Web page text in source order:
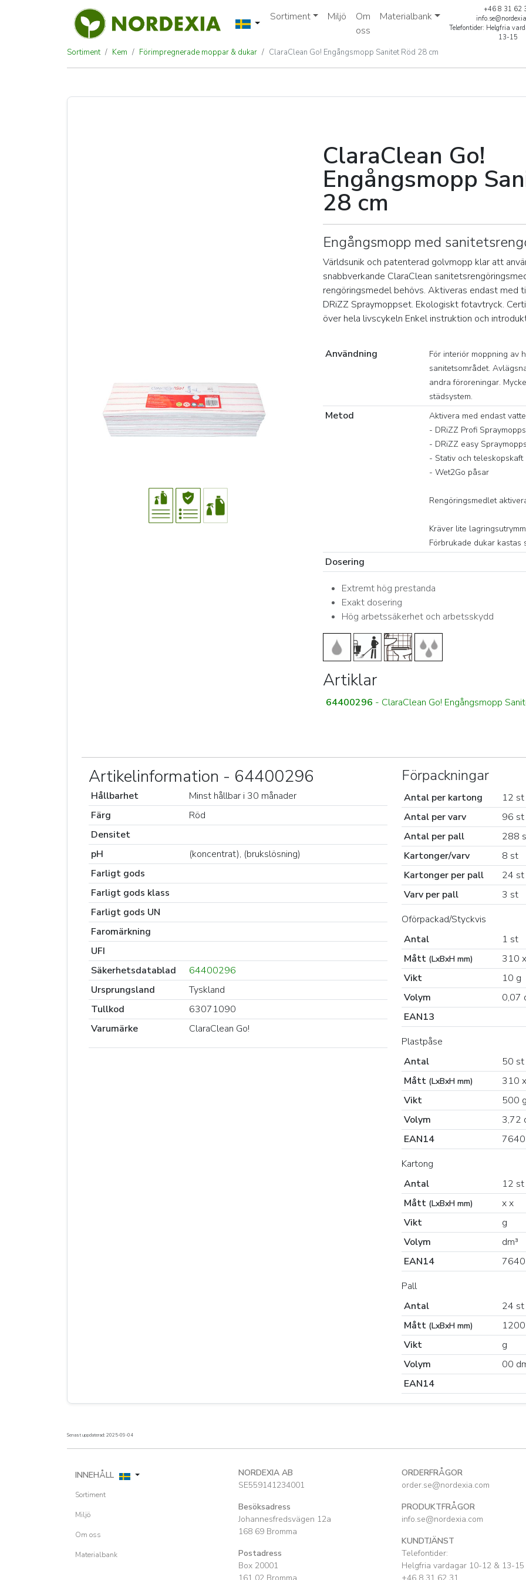
Sortiment Miljö
Om
oss
Materialbank
+46 8 31 62
Telefontider: Helgfria
13-15
Sortiment Kem Förimpregnerade moppar & dukar ClaraClean Go! Engångsmopp Sanitet Röd 28 cm
ClaraClean Go! Engångsmopp Sanitet Röd
ClaraClean Go!
Engångsmopp
28 cm
Engångsmopp med
Världsunik och patenterad golvmopp klar att
snabbverkande ClaraClean
rengöringsmedel behövs. Aktiveras endast med
DRiZZ Spraymoppset. Ekologiskt fotavtryck.
över hela livscykeln Enkel instruktion och
Användning
För interiör moppning av
sanitetsområdet.
andra föroreningar.
städsystem.
Metod
Aktivera med endast
- DRiZZ Profi
- DRiZZ easy
- Stativ och teleskopskaft
- Wet2Go påsar
Rengöringsmedlet
Kräver lite
Förbrukade dukar kastas
Dosering
Extremt hög prestanda
Exakt dosering
Hög arbetssäkerhet och arbetsskydd
Artiklar
64400296 - ClaraClean Go! Engångsmopp
Artikelinformation - 64400296
Hållbarhet
Minst hållbar i 30 månader
Färg
Röd
Densitet
pH
(koncentrat), (brukslösning)
Farligt gods
Farligt gods klass
Farligt gods UN
Faromärkning
UFI
Säkerhetsdatablad
64400296
Ursprungsland
Tyskland
Tullkod
63071090
Varumärke
ClaraClean Go!
Förpackningar
Antal per kartong
12 st
Antal per varv
96 st
Antal per pall
288
Kartonger/varv
8 st
Kartonger per pall
24 st
Varv per pall
3 st
Oförpackad/Styckvis
Antal
1 st
Mått (LxBxH mm)
310
Vikt
10 g
Volym
0,07
EAN13
Plastpåse
Antal
50 st
Mått (LxBxH mm)
310
Vikt
500 g
Volym
3,72
EAN14
Kartong
Antal
12 st
Mått (LxBxH mm)
x x
Vikt
g
Volym
dm³
EAN14
Pall
Antal
24 st
Mått (LxBxH mm)
Vikt
g
Volym
00
EAN14
Senast uppdaterad: 2025-09-04
INNEHÅLL
Sortiment
Miljö
Om oss
Materialbank
NORDEXIA AB
SE559141234001
Besöksadress
Johannesfredsvägen 12a
168 69 Bromma
Postadress
Box 20001
ORDERFRÅGOR
order.se@nordexia.com
PRODUKTFRÅGOR
info.se@nordexia.com
KUNDTJÄNST
Telefontider:
Helgfria vardagar 10-12 & 13-15